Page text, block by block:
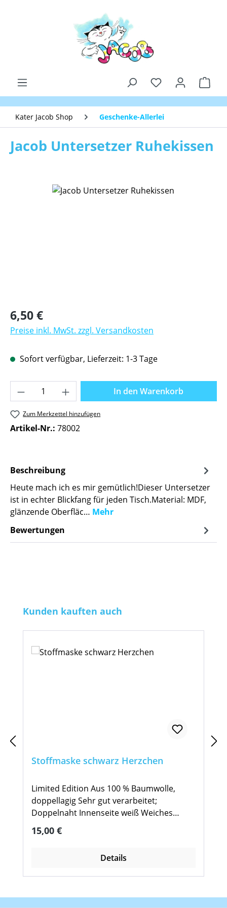
Zum Hauptinhalt springen
Du hast 0
Kater Jacob Shop Geschenke-Allerlei
Jacob Untersetzer Ruhekissen
Bildergalerie überspringen
Regulärer Preis:
6,50 €
Preise inkl. MwSt. zzgl. Versandkosten
Sofort verfügbar, Lieferzeit: 1-3 Tage
Produkt Anzahl: Gib den gewünschten
In den Warenkorb
Zum Merkzettel hinzufügen
Artikel-Nr.: 78002
Beschreibung
Heute mach ich es mir gemütlich!Dieser Untersetzer
ist in echter Blickfang für jeden Tisch.Material: MDF,
glänzende Oberfläc… Mehr
Bewertungen
Produktgalerie überspringen
Kunden kauften auch
Stoffmaske schwarz Herzchen
Limited Edition Aus 100 % Baumwolle,
doppellagig Sehr gut verarbeitet;
Doppelnaht Innenseite weiß Weiches
Material, angenehme Ohrschlaufen
Einheitsgröße Maschinenwäsche 60 %
kein Medizinprodukt, keine
Schutzausrüstung. Aus hygienischen
Regulärer Preis:
15,00 €
Details